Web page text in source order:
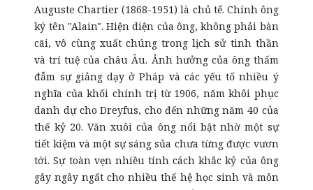
Auguste Chartier (1868-1951) là chủ tể. Chính ông
ký tên "Alain". Hiện diện của ông, không phải bàn
cãi, vô cùng xuất chúng trong lịch sử tinh thần
và trí tuệ của châu Âu. Ảnh hưởng của ông thấm
đẫm sự giảng dạy ở Pháp và các yếu tố nhiều ý
nghĩa của khối chính trị từ 1906, năm khôi phục
danh dự cho Dreyfus, cho đến những năm 40 của
thế kỷ 20. Văn xuôi của ông nổi bật nhờ một sự
tiết kiệm và một sự sáng sủa chưa từng được vươn
tới. Sự toàn vẹn nhiều tính cách khắc kỷ của ông
gây ngây ngất cho nhiều thế hệ học sinh và môn